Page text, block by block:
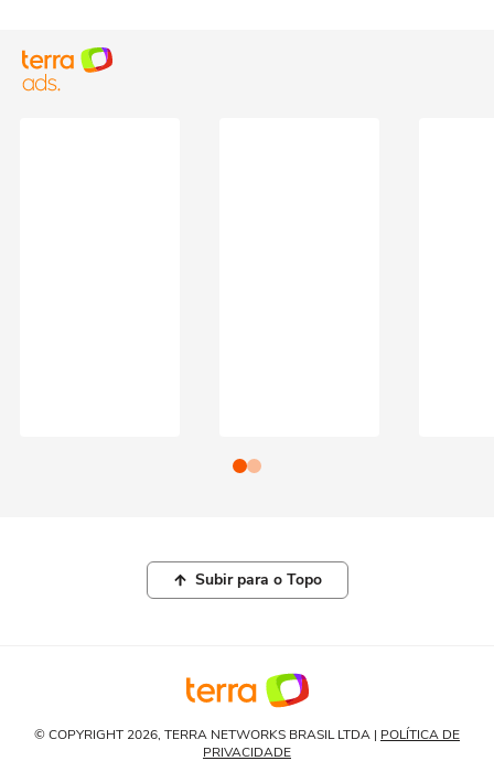
Subir para o Topo
© COPYRIGHT 2026, TERRA NETWORKS BRASIL LTDA | POLÍTICA DE
PRIVACIDADE